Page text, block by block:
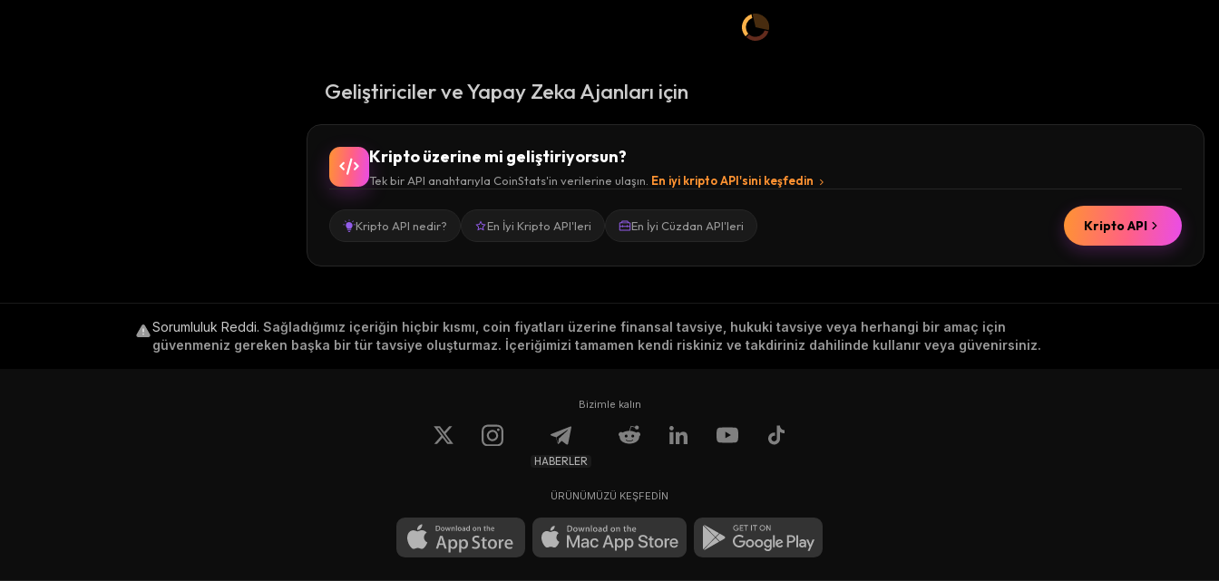
Geliştiriciler ve Yapay Zeka Ajanları için
Kripto üzerine mi geliştiriyorsun?
Tek bir API anahtarıyla CoinStats'in verilerine ulaşın. En iyi kripto API'sini keşfedin
Kripto API nedir? En İyi Kripto API'leri En İyi Cüzdan API'leri Kripto API
Sorumluluk Reddi. Sağladığımız içeriğin hiçbir kısmı, coin fiyatları üzerine finansal tavsiye, hukuki tavsiye veya herhangi bir amaç için
güvenmeniz gereken başka bir tür tavsiye oluşturmaz. İçeriğimizi tamamen kendi riskiniz ve takdiriniz dahilinde kullanır veya güvenirsiniz.
Bizimle kalın
HABERLER
ÜRÜNÜMÜZÜ KEŞFEDİN